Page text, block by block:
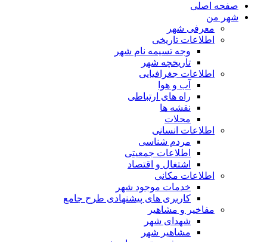
صفحه اصلی
شهر من
معرفی شهر
اطلاعات تاریخی
وجه تسیمه نام شهر
تاریخچه شهر
اطلاعات جغرافیایی
آب و هوا
راه های ارتباطی
نقشه ها
محلات
اطلاعات انسانی
مردم شناسی
اطلاعات جمعیتی
اشتغال و اقتصاد
اطلاعات مکانی
خدمات موجود شهر
کاربری های پیشنهادی طرح جامع
مفاخیر و مشاهیر
شهدای شهر
مشاهیر شهر